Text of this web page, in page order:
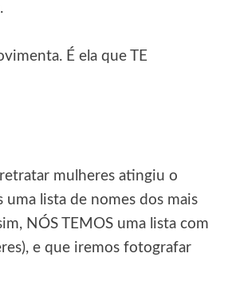
É ela que TE
mulheres atingiu o
lista de nomes dos mais
NÓS TEMOS uma lista com
e que iremos fotografar